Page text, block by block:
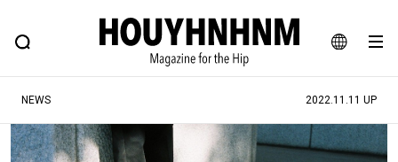
JA
EN
FEATURE BLOG SNAP
ヒップなファッション、カルチャー、ライフスタイルWEBマガジン
NEWS 2022.11.11 UP